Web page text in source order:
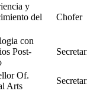
y
del
Chofer
con
Post-
Of.
Arts